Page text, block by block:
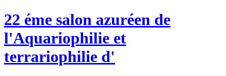
22 éme salon azuréen de
l'Aquariophilie et
terrariophilie d'